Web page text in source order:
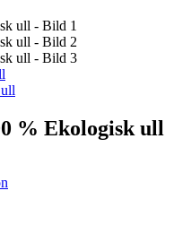
% Ekologisk ull